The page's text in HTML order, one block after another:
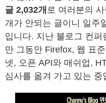
글 2,032개 로 여러분의
개가 안되는 글이니 일주
입니다. 지난 블로그 컨퍼
만 그동안 Firefox, 웹 표
넷, 오픈 API와 매쉬업,
심사를 옮겨 가고 있는 중